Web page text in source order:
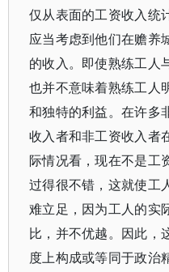
仅从表面的工资收入统
应当考虑到他们在赡养
的收入。即使熟练工人
也并不意味着熟练工人
和独特的利益。在许多
收入者和非工资收入者
际情况看，现在不是工
过得很不错，这就使工
难立足，因为工人的实
比，并不优越。因此，
度上构成或等同于政治